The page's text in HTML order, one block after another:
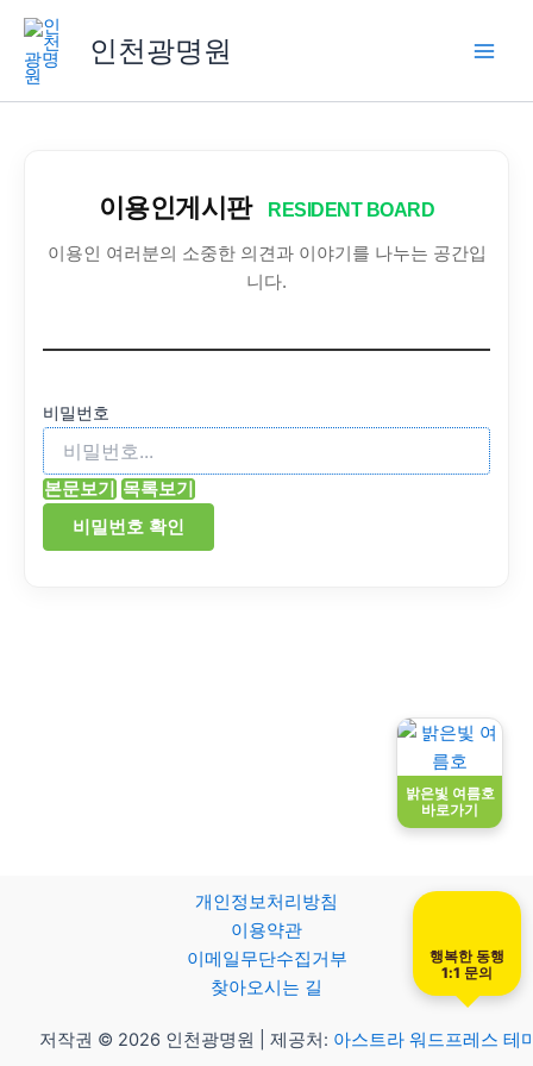
밝은빛 여름호
바로가기
로
인천광명원
이용인게시판 RESIDENT BOARD
이용인 여러분의 소중한 의견과 이야기를 나누는 공간입
니다.
비밀번호
본문보기 목록보기
비밀번호 확인
개인정보처리방침
이용약관
이메일무단수집거부
찾아오시는 길
저작권 © 2026 인천광명원 | 제공처: 아스트라 워드프레스 테
행복한 동행
1:1 문의